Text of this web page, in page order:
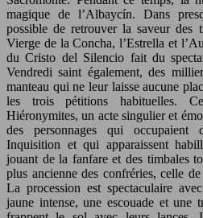
magique de l’Albaycín. Dans
possible de retrouver la saveur
Vierge de la Concha, l’Estrella et
du Cristo del Silencio fait du
Vendredi saint également, des
manteau qui ne leur laisse aucune
les trois pétitions habituelles.
Hiéronymites, un acte singulier et
des personnages qui occupaient
Inquisition et qui apparaissent
jouant de la fanfare et des timbales
plus ancienne des confréries, celle
La procession est spectaculaire
jaune intense, une escouade et une